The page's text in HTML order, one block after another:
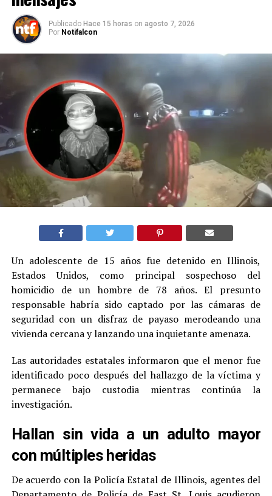
Publicado Hace 15 horas on agosto 7, 2026
Por Notifalcon
Un adolescente de 15 años fue detenido en Illinois,
Estados Unidos, como principal sospechoso del
homicidio de un hombre de 78 años. El presunto
responsable habría sido captado por las cámaras de
seguridad con un disfraz de payaso merodeando una
vivienda cercana y lanzando una inquietante amenaza.
Las autoridades estatales informaron que el menor fue
identificado poco después del hallazgo de la víctima y
permanece bajo custodia mientras continúa la
investigación.
Hallan sin vida a un adulto mayor
con múltiples heridas
De acuerdo con la Policía Estatal de Illinois, agentes del